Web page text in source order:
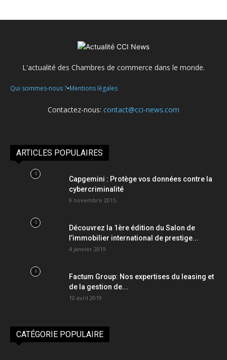
L'actualité des Chambres de commerce dans le monde.
Qui sommes-nous ?•Mentions légales
Contactez-nous: contact@cci-news.com
ARTICLES POPULAIRES
Capgemini : Protège vos données contre la
cybercriminalité
9 novembre 2015
Découvrez la 1ère édition du Salon de
l’immobilier international de prestige...
4 janvier 2019
Factum Group: Nos expertises du leasing et
de la gestion de...
10 avril 2019
CATÉGORIE POPULAIRE